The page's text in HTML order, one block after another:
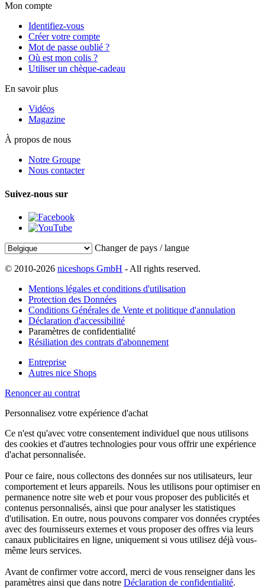
Mon compte
Identifiez-vous
Créer votre compte
Mot de passe oublié ?
Où est mon colis ?
Utiliser un chèque-cadeau
En savoir plus
Vidéos
Magazine
À propos de nous
Notre Groupe
Nous contacter
Suivez-nous sur
Changer de pays / langue
© 2010-2026 niceshops GmbH - All rights reserved.
Mentions légales et conditions d'utilisation
Protection des Données
Conditions Générales de Vente et politique d'annulation
Déclaration d'accessibilité
Paramètres de confidentialité
Résiliation des contrats d'abonnement
Entreprise
Autres nice Shops
Renoncer au contrat
Personnalisez votre expérience d'achat
Ce n'est qu'avec votre consentement individuel que nous utilisons
des cookies et d'autres technologies pour vous offrir une expérience
d'achat personnalisée.
Pour ce faire, nous collectons des données sur nos utilisateurs, leur
comportement et leurs appareils. Nous les utilisons pour optimiser en
permanence notre site web et pour vous proposer des publicités et
contenus personnalisés, ainsi que pour analyser les statistiques
d'utilisation. En outre, nous pouvons comparer vos données cryptées
avec des fournisseurs externes et vous proposer des offres via leurs
canaux publicitaires en ligne, uniquement si vous utilisez déjà vous-
même leurs services.
Avant de confirmer votre accord, merci de vous renseigner dans les
paramètres ainsi que dans notre Déclaration de confidentialité.